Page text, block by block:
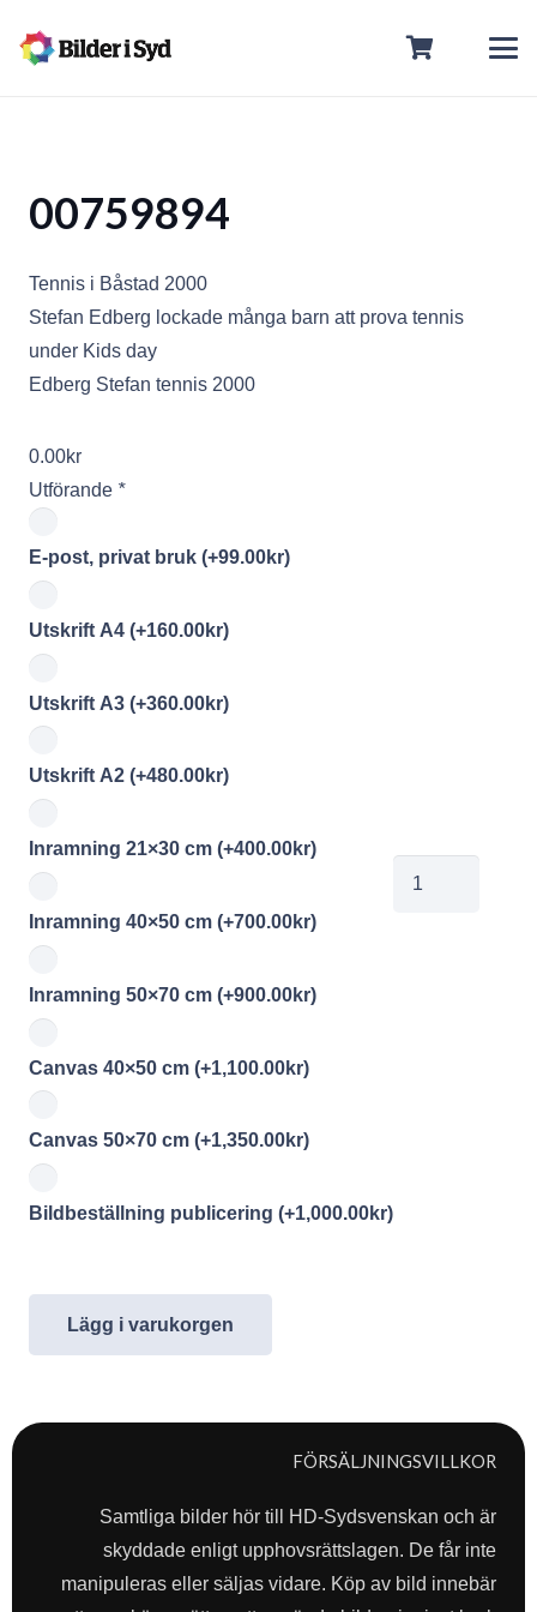
00759894
Tennis i Båstad 2000
Stefan Edberg lockade många barn att prova tennis
under Kids day
Edberg Stefan tennis 2000
0.00kr
Utförande *
E-post, privat bruk (+99.00kr)
Utskrift A4 (+160.00kr)
Utskrift A3 (+360.00kr)
Utskrift A2 (+480.00kr)
Inramning 21×30 cm (+400.00kr)
Inramning 40×50 cm (+700.00kr)
Inramning 50×70 cm (+900.00kr)
Canvas 40×50 cm (+1,100.00kr)
Canvas 50×70 cm (+1,350.00kr)
Bildbeställning publicering (+1,000.00kr)
Lägg i varukorgen
FÖRSÄLJNINGSVILLKOR
Samtliga bilder hör till HD-Sydsvenskan och är
skyddade enligt upphovsrättslagen. De får inte
manipuleras eller säljas vidare. Köp av bild innebär